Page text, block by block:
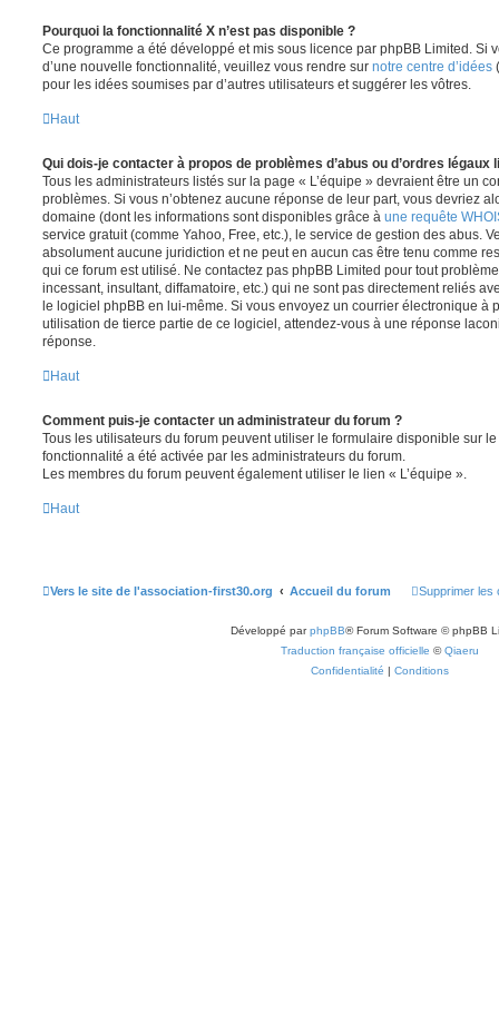
Pourquoi la fonctionnalité X n’est pas disponible ?
Ce programme a été développé et mis sous licence par phpBB Limited. Si
d’une nouvelle fonctionnalité, veuillez vous rendre sur notre centre d’idées
pour les idées soumises par d’autres utilisateurs et suggérer les vôtres.
Haut
Qui dois-je contacter à propos de problèmes d’abus ou d’ordres légaux
Tous les administrateurs listés sur la page « L’équipe » devraient être un
problèmes. Si vous n’obtenez aucune réponse de leur part, vous devriez
domaine (dont les informations sont disponibles grâce à une requête
service gratuit (comme Yahoo, Free, etc.), le service de gestion des abus.
absolument aucune juridiction et ne peut en aucun cas être tenu comme
qui ce forum est utilisé. Ne contactez pas phpBB Limited pour tout
incessant, insultant, diffamatoire, etc.) qui ne sont pas directement reliés
le logiciel phpBB en lui-même. Si vous envoyez un courrier électronique à
utilisation de tierce partie de ce logiciel, attendez-vous à une réponse
réponse.
Haut
Comment puis-je contacter un administrateur du forum ?
Tous les utilisateurs du forum peuvent utiliser le formulaire disponible sur
fonctionnalité a été activée par les administrateurs du forum.
Les membres du forum peuvent également utiliser le lien « L’équipe ».
Haut
Vers le site de l'association-first30.org Accueil du forum Supprimer les
Développé parphpBB® Forum Software © phpBB
Traduction française officielle ©Qiaeru
Confidentialité | Conditions